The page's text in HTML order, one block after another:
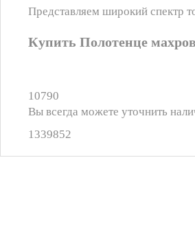
Представляем широкий спектр
Купить Полотенце
10790
Вы всегда можете уточнить
1339852